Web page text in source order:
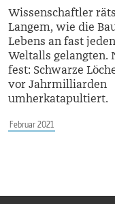
Wissenschaftler
Langem, wie die
Lebens an fast
Weltalls gelangten.
fest: Schwarze
vor Jahrmilliarden
umherkatapultiert.
Februar 2021